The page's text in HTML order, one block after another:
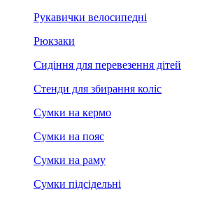
Рукавички велосипедні
Рюкзаки
Сидіння для перевезення дітей
Стенди для збирання коліс
Сумки на кермо
Сумки на пояс
Сумки на раму
Сумки підсідельні